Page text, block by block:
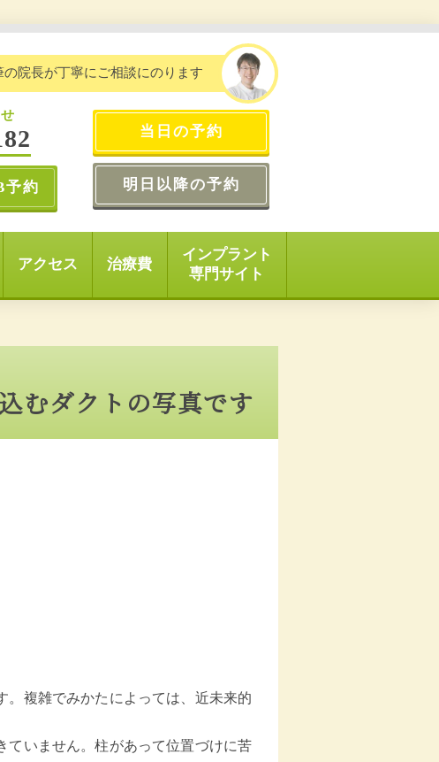
院長が丁寧にご相談にのります
予約
当日の予約
明日以降の予約
アクセス 治療費
インプラント
専門サイト
むダクトの写真です
。複雑でみかたによっては、近未来的
ていません。柱があって位置づけに苦